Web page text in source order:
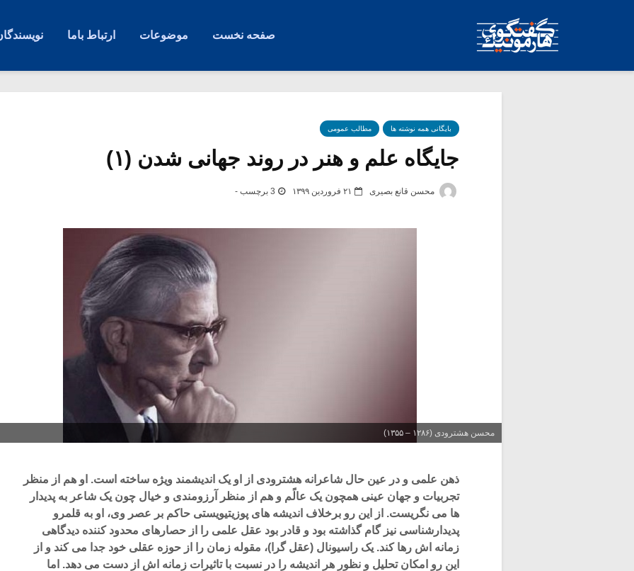
صفحه نخست موضوعات ارتباط باما
بایگانی همه نوشته ها مطالب عمومی
جایگاه علم و هنر در روند جهانی شدن (۱)
محسن قانع بصیری ۲۱ فروردین ۱۳۹۹ 3 برچسب -
محسن هشترودی (۱۲۸۶ – ۱۳۵۵)
ذهن علمی و در عین حال شاعرانه هشترودی از او یک اندیشمند ویژه ساخته است. او هم از منظر
تجربیات و جهان عینی همچون یک عالًم و هم از منظر آرزومندی و خیال چون یک شاعر به پدیدار
ها می نگریست. از این رو برخلاف اندیشه های پوزیتیویستی حاکم بر عصر وی، او به قلمرو
پدیدارشناسی نیز گام گذاشته بود و قادر بود عقل علمی را از حصارهای محدود کننده دیدگاهی
زمانه اش رها کند. یک راسیونال (عقل گرا)، مقوله زمان را از حوزه عقلی خود جدا می کند و از
این رو امکان تحلیل و نظور هر اندیشه را در نسبت با تاثیرات زمانه اش از دست می دهد. اما